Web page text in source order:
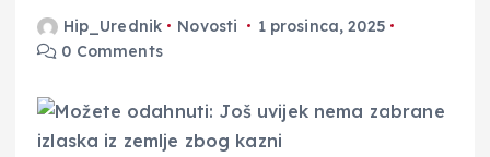
Hip_Urednik Novosti
1 prosinca, 2025
0 Comments